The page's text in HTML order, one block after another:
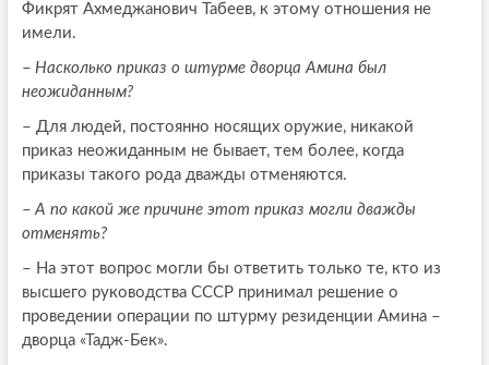
Фикрят Ахмеджанович Табеев, к этому отношения не
имели.
– Насколько приказ о штурме дворца Амина был
неожиданным?
– Для людей, постоянно носящих оружие, никакой
приказ неожиданным не бывает, тем более, когда
приказы такого рода дважды отменяются.
– А по какой же причине этот приказ могли дважды
отменять?
– На этот вопрос могли бы ответить только те, кто из
высшего руководства СССР принимал решение о
проведении операции по штурму резиденции Амина –
дворца «Тадж-Бек».